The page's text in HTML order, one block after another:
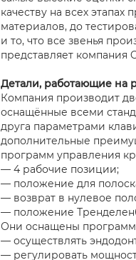
качеству на всех
материалов, до
и то, что все звенья
представляет компания
Детали, работающие на
Компания производит
оснащённые всеми
друга параметрами
дополнительные
программ управления
— 4 рабочие позиции;
— положение для
— возврат в нулевое
— положение
Они оснащены
— осуществлять
— регулировать